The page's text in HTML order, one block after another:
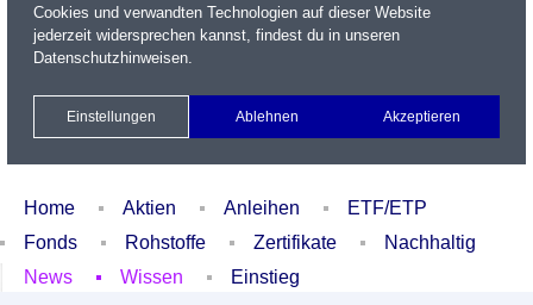
Name / WKN / ISIN / Kürzel
Xetra Realtime
Watchlist Portfolio Login
Home Aktien Anleihen
ETF/ETP
Fonds
Rohstoffe Zertifikate
Nachhaltig
News
Wissen Einstieg
Cookies und verwandten Technologien auf dieser Website
jederzeit widersprechen kannst, findest du in unseren
Datenschutzhinweisen.
Einstellungen Ablehnen Akzeptieren